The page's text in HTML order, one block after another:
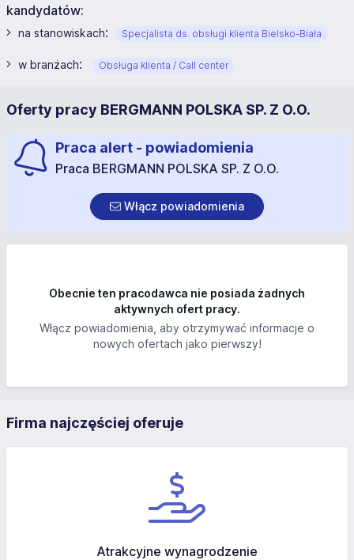
kandydatów:
na stanowiskach: Specjalista ds. obsługi klienta Bielsko-Biała
w branżach: Obsługa klienta / Call center
Oferty pracy BERGMANN POLSKA SP. Z O.O.
Praca alert - powiadomienia
Praca BERGMANN POLSKA SP. Z O.O.
Włącz powiadomienia
Obecnie ten pracodawca nie posiada żadnych
aktywnych ofert pracy.
Włącz powiadomienia, aby otrzymywać informacje o
nowych ofertach jako pierwszy!
Firma najczęściej oferuje
Atrakcyjne wynagrodzenie